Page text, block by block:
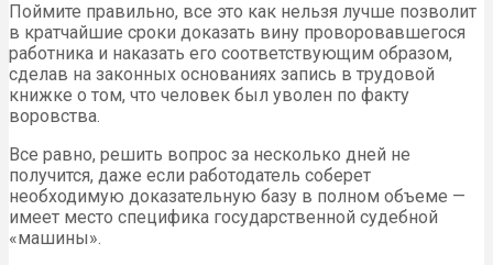
Поймите правильно, все это как нельзя лучше позволит
в кратчайшие сроки доказать вину проворовавшегося
работника и наказать его соответствующим образом,
сделав на законных основаниях запись в трудовой
книжке о том, что человек был уволен по факту
воровства.
Все равно, решить вопрос за несколько дней не
получится, даже если работодатель соберет
необходимую доказательную базу в полном объеме —
имеет место специфика государственной судебной
«машины».